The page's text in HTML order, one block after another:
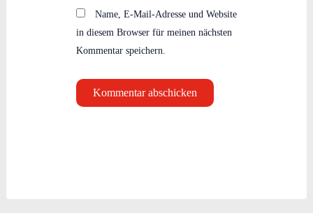
Name, E-Mail-Adresse und Website
in diesem Browser für meinen nächsten
Kommentar speichern.